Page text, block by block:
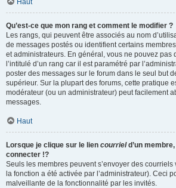
Haut
Qu’est-ce que mon rang et comment le modifier ?
Les rangs, qui peuvent être associés au nom
de messages postés ou identifient certains
et administrateurs. En général, vous ne pouvez pas
l’intitulé d’un rang car il est paramétré par
poster des messages sur le forum dans le seul but
supérieur. Sur la plupart des forums, cette pratique
modérateur (ou un administrateur) peut facilement
messages.
Haut
Lorsque je clique sur le lien courrield’un
connecter !?
Seuls les membres peuvent s’envoyer des
la fonction a été activée par l’administrateur). Ceci
malveillante de la fonctionnalité par les invités.